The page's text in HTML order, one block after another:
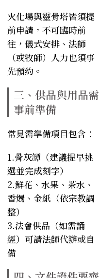
火化場與靈骨塔皆須提
前申請，不可臨時前
往，儀式安排、法師
（或牧師）人力也須事
先預約。
三、供品與用品需
事前準備
常見需準備項目包含：
1.骨灰罈（建議提早挑
選並完成刻字）
2.鮮花、水果、茶水、
香燭、金紙（依宗教調
整）
3.法會供品（如需誦
經）可請法師代辦或自
備